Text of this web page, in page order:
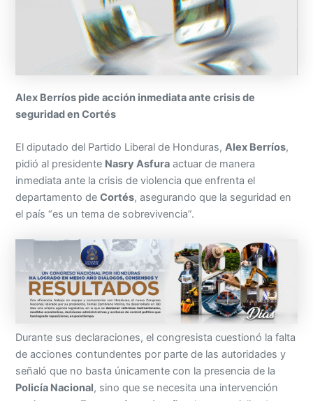
Alex Berríos pide acción inmediata ante crisis de
seguridad en Cortés
El diputado del Partido Liberal de Honduras,Alex Berríos,
pidió al presidente Nasry Asfura actuar de manera
inmediata ante la crisis de violencia que enfrenta el
departamento deCortés, asegurando que la seguridad en
el país “es un tema de sobrevivencia”.
Durante sus declaraciones, el congresista cuestionó la falta
de acciones contundentes por parte de las autoridades y
señaló que no basta únicamente con la presencia de la
Policía Nacional, sino que se necesita una intervención